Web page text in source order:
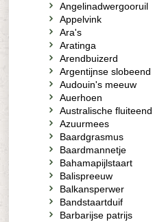
Angelinadwergooruil
Appelvink
Ara's
Aratinga
Arendbuizerd
Argentijnse slobeend
Audouin's meeuw
Auerhoen
Australische fluiteend
Azuurmees
Baardgrasmus
Baardmannetje
Bahamapijlstaart
Balispreeuw
Balkansperwer
Bandstaartduif
Barbarijse patrijs